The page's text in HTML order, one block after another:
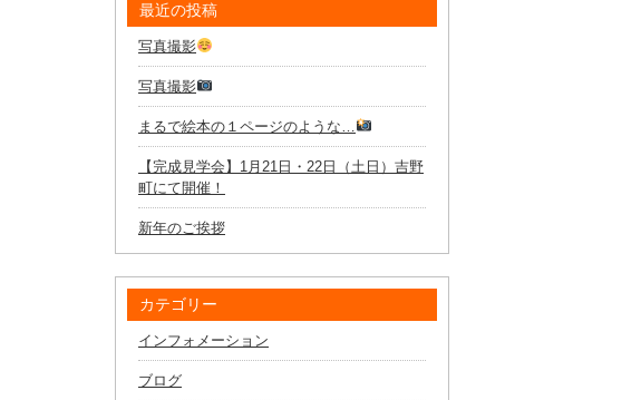
最近の投稿
写真撮影
写真撮影
まるで絵本の１ページのような…
【完成見学会】1月21日・22日（土日）吉野
町にて開催！
新年のご挨拶
カテゴリー
インフォメーション
ブログ